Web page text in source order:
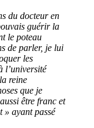
du docteur en
guérir la
le poteau
de parler, je lui
les
l’université
reine
que je
être franc et
» ayant passé